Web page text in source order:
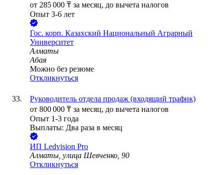
от 285 000 ₸ за месяц, до вычета налогов
Опыт 3-6 лет
Гос. корп. Казахский Национальный Аграрный
Университет
Алматы
Абая
Можно без резюме
Откликнуться
Руководитель отдела продаж (входящий трафик)
от 800 000 ₸ за месяц, до вычета налогов
Опыт 1-3 года
Выплаты: Два раза в месяц
ИП Ledvision Pro
Алматы, улица Шевченко, 90
Откликнуться